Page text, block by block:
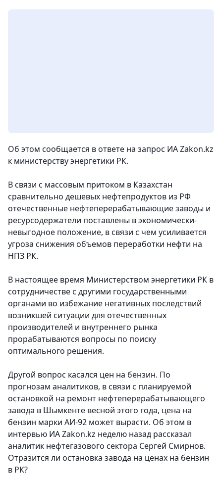
Об этом сообщается в ответе на запрос ИА Zakon.kz
к министерству энергетики РК.
В связи с массовым притоком в Казахстан
сравнительно дешевых нефтепродуктов из РФ
отечественные нефтеперерабатывающие заводы и
ресурсодержатели поставлены в экономически-
невыгодное положение, в связи с чем усиливается
угроза снижения объемов переработки нефти на
НПЗ РК.
В настоящее время Министерством энергетики РК в
сотрудничестве с другими государственными
органами во избежание негативных последствий
возникшей ситуации для отечественных
производителей и внутреннего рынка
прорабатываются вопросы по поиску
оптимального решения.
Другой вопрос касался цен на бензин. По
прогнозам аналитиков, в связи с планируемой
остановкой на ремонт нефтеперерабатывающего
завода в Шымкенте весной этого года, цена на
бензин марки АИ-92 может вырасти. Об этом в
интервью ИА Zakon.kz неделю назад рассказал
аналитик нефтегазового сектора Сергей Смирнов.
Отразится ли остановка завода на ценах на бензин
в РК?